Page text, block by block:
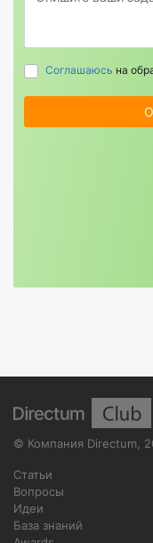
Соглашаюсь на
© Компания Directum
Статьи
Вопросы
Идеи
База знаний